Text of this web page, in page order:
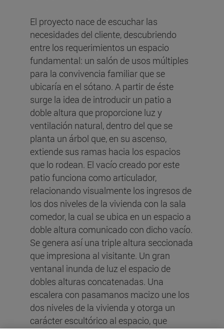
El proyecto nace de escuchar las
necesidades del cliente, descubriendo
entre los requerimientos un espacio
fundamental: un salón de usos múltiples
para la convivencia familiar que se
ubicaría en el sótano. A partir de éste
surge la idea de introducir un patio a
doble altura que proporcione luz y
ventilación natural, dentro del que se
planta un árbol que, en su ascenso,
extiende sus ramas hacia los espacios
que lo rodean. El vacío creado por este
patio funciona como articulador,
relacionando visualmente los ingresos de
los dos niveles de la vivienda con la sala
comedor, la cual se ubica en un espacio a
doble altura comunicado con dicho vacío.
Se genera así una triple altura seccionada
que impresiona al visitante. Un gran
ventanal inunda de luz el espacio de
dobles alturas concatenadas. Una
escalera con pasamanos macizo une los
dos niveles de la vivienda y otorga un
carácter escultórico al espacio, que